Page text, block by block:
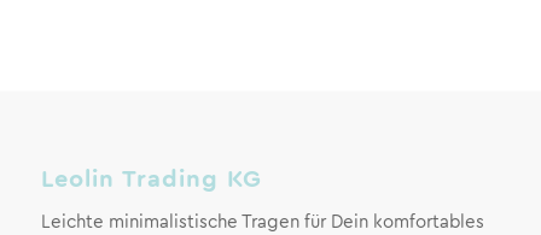
Leolin Trading KG
Leichte minimalistische Tragen für Dein komfortables